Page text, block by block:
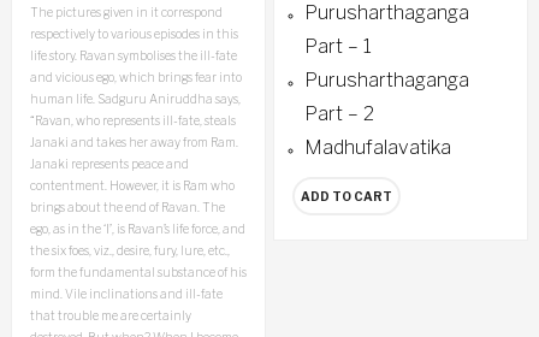
The pictures given in it correspond
respectively to various episodes in this
life story. Ravan symbolises the ill-fate
and vicious ego, which brings fear into
human life. Sadguru Aniruddha says,
“Ravan, who represents ill-fate, steals
Janaki and takes her away from Ram.
Janaki represents peace and
contentment. However, it is Ram who
brings about the end of Ravan. The
ego, as in the ‘I’, is Ravan’s life force, and
the six foes, viz., desire, fury, lure, etc.,
form the fundamental substance of his
mind. Vile inclinations and ill-fate
that trouble me are certainly
Purusharthaganga
Part – 1
Purusharthaganga
Part – 2
Madhufalavatika
ADD TO CART